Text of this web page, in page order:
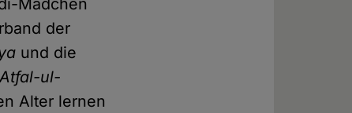
Mädchen
der
und die
Atfal-ul-
Alter lernen